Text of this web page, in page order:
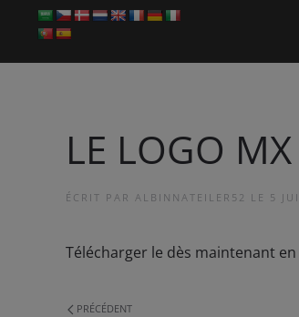
LE LOGO
ÉCRIT PAR ALBINNATEILER52 LE 5
Télécharger le dès maintenant
PRÉCÉDENT